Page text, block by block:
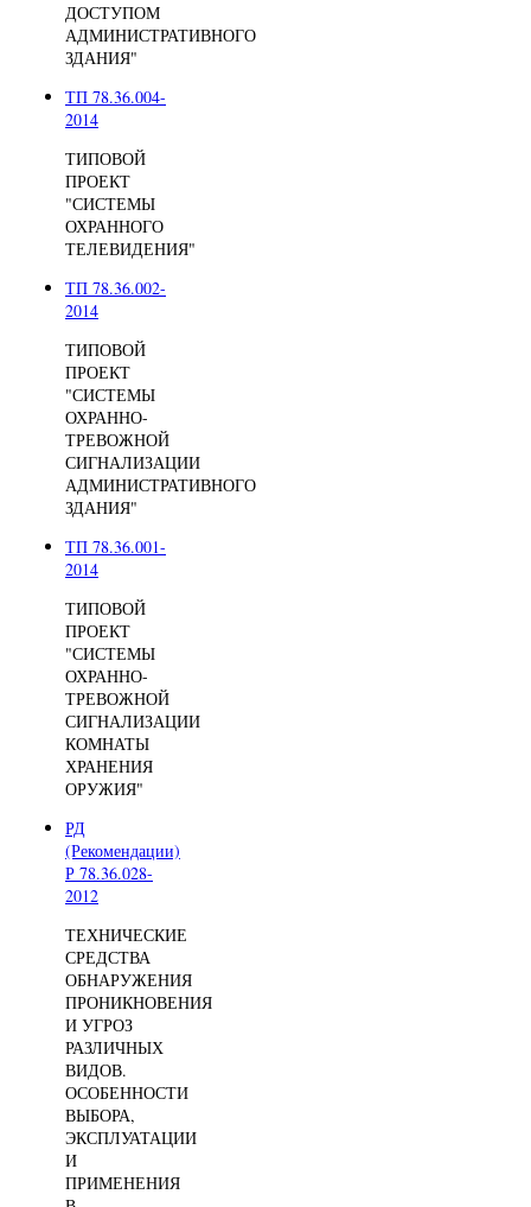
ДОСТУПОМ
АДМИНИСТРАТИВНОГО
ЗДАНИЯ"
ТП 78.36.004-
2014
ТИПОВОЙ
ПРОЕКТ
"СИСТЕМЫ
ОХРАННОГО
ТЕЛЕВИДЕНИЯ"
ТП 78.36.002-
2014
ТИПОВОЙ
ПРОЕКТ
"СИСТЕМЫ
ОХРАННО-
ТРЕВОЖНОЙ
СИГНАЛИЗАЦИИ
АДМИНИСТРАТИВНОГО
ЗДАНИЯ"
ТП 78.36.001-
2014
ТИПОВОЙ
ПРОЕКТ
"СИСТЕМЫ
ОХРАННО-
ТРЕВОЖНОЙ
СИГНАЛИЗАЦИИ
КОМНАТЫ
ХРАНЕНИЯ
ОРУЖИЯ"
РД
(Рекомендации)
Р 78.36.028-
2012
ТЕХНИЧЕСКИЕ
СРЕДСТВА
ОБНАРУЖЕНИЯ
ПРОНИКНОВЕНИЯ
И УГРОЗ
РАЗЛИЧНЫХ
ВИДОВ.
ОСОБЕННОСТИ
ВЫБОРА,
ЭКСПЛУАТАЦИИ
И
ПРИМЕНЕНИЯ